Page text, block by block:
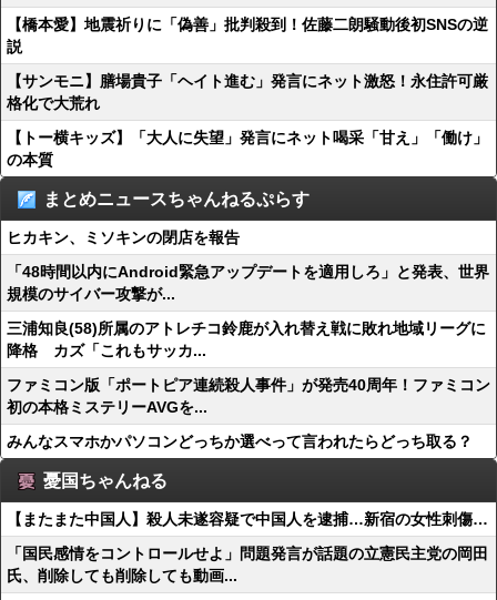
【橋本愛】地震祈りに「偽善」批判殺到！佐藤二朗騒動後初SNSの逆
説
【サンモニ】膳場貴子「ヘイト進む」発言にネット激怒！永住許可厳
格化で大荒れ
【トー横キッズ】「大人に失望」発言にネット喝采「甘え」「働け」
の本質
まとめニュースちゃんねるぷらす
ヒカキン、ミソキンの閉店を報告
「48時間以内にAndroid緊急アップデートを適用しろ」と発表、世界
規模のサイバー攻撃が...
三浦知良(58)所属のアトレチコ鈴鹿が入れ替え戦に敗れ地域リーグに
降格 カズ「これもサッカ...
ファミコン版「ポートピア連続殺人事件」が発売40周年！ファミコン
初の本格ミステリーAVGを...
みんなスマホかパソコンどっちか選べって言われたらどっち取る？
憂国ちゃんねる
【またまた中国人】殺人未遂容疑で中国人を逮捕…新宿の女性刺傷…
「国民感情をコントロールせよ」問題発言が話題の立憲民主党の岡田
氏、削除しても削除しても動画...